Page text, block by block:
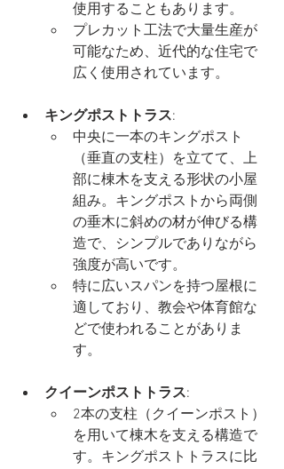
使用することもあります。
プレカット工法で大量生産が
可能なため、近代的な住宅で
広く使用されています。
キングポストトラス:
中央に一本のキングポスト
（垂直の支柱）を立てて、上
部に棟木を支える形状の小屋
組み。キングポストから両側
の垂木に斜めの材が伸びる構
造で、シンプルでありながら
強度が高いです。
特に広いスパンを持つ屋根に
適しており、教会や体育館な
どで使われることがありま
す。
クイーンポストトラス:
2本の支柱（クイーンポスト）
を用いて棟木を支える構造で
す。キングポストトラスに比